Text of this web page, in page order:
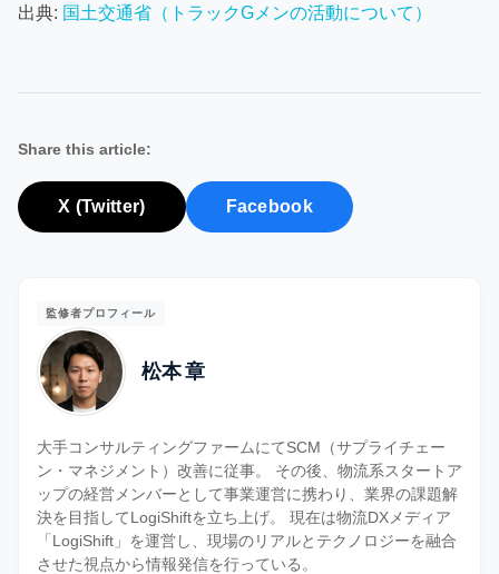
出典: 国土交通省（トラックGメンの活動について）
Share this article:
X (Twitter) Facebook
監修者プロフィール
松本 章
大手コンサルティングファームにてSCM（サプライチェー
ン・マネジメント）改善に従事。 その後、物流系スタートア
ップの経営メンバーとして事業運営に携わり、業界の課題解
決を目指してLogiShiftを立ち上げ。 現在は物流DXメディア
「LogiShift」を運営し、現場のリアルとテクノロジーを融合
させた視点から情報発信を行っている。